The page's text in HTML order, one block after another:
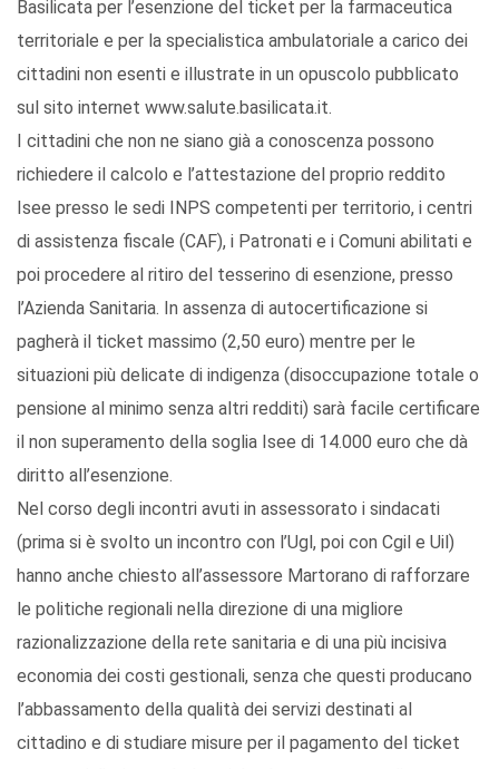
Basilicata per l’esenzione del ticket per la farmaceutica
territoriale e per la specialistica ambulatoriale a carico dei
cittadini non esenti e illustrate in un opuscolo pubblicato
sul sito internet www.salute.basilicata.it.
I cittadini che non ne siano già a conoscenza possono
richiedere il calcolo e l’attestazione del proprio reddito
Isee presso le sedi INPS competenti per territorio, i centri
di assistenza fiscale (CAF), i Patronati e i Comuni abilitati e
poi procedere al ritiro del tesserino di esenzione, presso
l’Azienda Sanitaria. In assenza di autocertificazione si
pagherà il ticket massimo (2,50 euro) mentre per le
situazioni più delicate di indigenza (disoccupazione totale o
pensione al minimo senza altri redditi) sarà facile certificare
il non superamento della soglia Isee di 14.000 euro che dà
diritto all’esenzione.
Nel corso degli incontri avuti in assessorato i sindacati
(prima si è svolto un incontro con l’Ugl, poi con Cgil e Uil)
hanno anche chiesto all’assessore Martorano di rafforzare
le politiche regionali nella direzione di una migliore
razionalizzazione della rete sanitaria e di una più incisiva
economia dei costi gestionali, senza che questi producano
l’abbassamento della qualità dei servizi destinati al
cittadino e di studiare misure per il pagamento del ticket